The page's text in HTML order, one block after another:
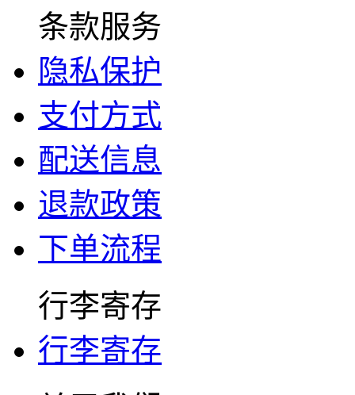
条款服务
隐私保护
支付方式
配送信息
退款政策
下单流程
行李寄存
行李寄存